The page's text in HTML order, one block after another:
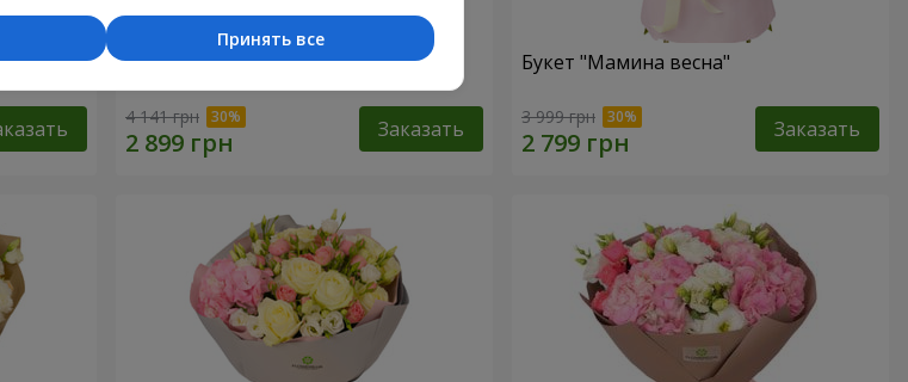
Композиция "Любимые глаза"
4 141 грн Заказать
Букет "Мамина весна"
3 999 грн Заказать
Принять все